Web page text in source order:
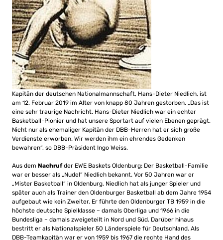
Kapitän der deutschen Nationalmannschaft, Hans-Dieter Niedlich, ist
am 12. Februar 2019 im Alter von knapp 80 Jahren gestorben. „Das ist
eine sehr traurige Nachricht. Hans-Dieter Niedlich war ein echter
Basketball-Pionier und hat unsere Sportart auf vielen Ebenen geprägt.
Nicht nur als ehemaliger Kapitän der DBB-Herren hat er sich große
Verdienste erworben. Wir werden ihm ein ehrendes Gedenken
bewahren“, so DBB-Präsident Ingo Weiss.
Aus dem Nachrufder EWE Baskets Oldenburg: Der Basketball-Familie
war er besser als „Nudel“ Niedlich bekannt. Vor 50 Jahren war er
„Mister Basketball“ in Oldenburg. Niedlich hat als junger Spieler und
später auch als Trainer den Oldenburger Basketball ab dem Jahre 1954
aufgebaut wie kein Zweiter. Er führte den Oldenburger TB 1959 in die
höchste deutsche Spielklasse – damals Oberliga und 1966 in die
Bundesliga – damals zweigeteilt in Nord und Süd. Darüber hinaus
bestritt er als Nationalspieler 50 Länderspiele für Deutschland. Als
DBB-Teamkapitän war er von 1959 bis 1967 die rechte Hand des